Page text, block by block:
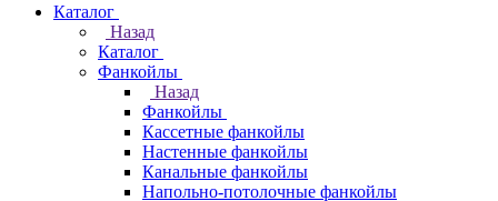
Каталог
Назад
Каталог
Фанкойлы
Назад
Фанкойлы
Кассетные фанкойлы
Настенные фанкойлы
Канальные фанкойлы
Напольно-потолочные фанкойлы